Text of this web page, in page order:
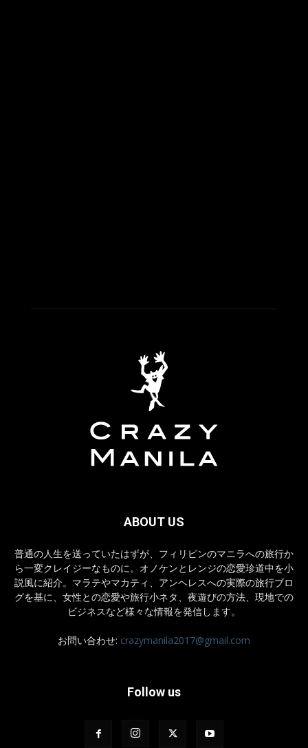
ABOUT US
普通の人生を送っていたはずが、フィリピンのマニラへの旅行か
ら一変クレイジーなものに。オノケンとレンジの恋愛珍道中を小
説風に紹介。マラテやマカティ、アンヘレスへの実際の旅行ブロ
グを基に、女性との恋愛や旅行小ネタ、夜遊びの方法、現地での
ビジネスなど様々な情報を発信します。
お問い合わせ: crazymanila2017@gmail.com
Follow us